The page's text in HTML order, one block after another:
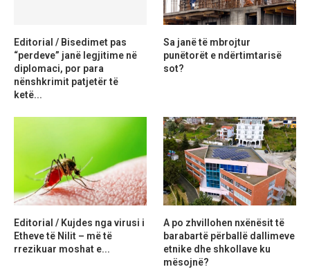
Editorial / Bisedimet pas
“perdeve” janë legjitime në
diplomaci, por para
nënshkrimit patjetër të
ketë...
Sa janë të mbrojtur
punëtorët e ndërtimtarisë
sot?
Editorial / Kujdes nga virusi i
Etheve të Nilit – më të
rrezikuar moshat e...
A po zhvillohen nxënësit të
barabartë përballë dallimeve
etnike dhe shkollave ku
mësojnë?